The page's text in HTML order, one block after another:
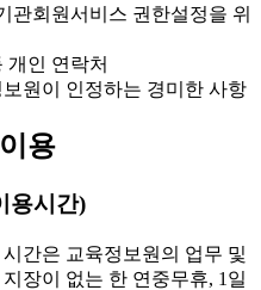
관회원서비스 권한설정을 위
인 연락처
원이 인정하는 경미한 사항
용
용시간)
간은 교육정보원의 업무 및
장이 없는 한 연중무휴, 1일